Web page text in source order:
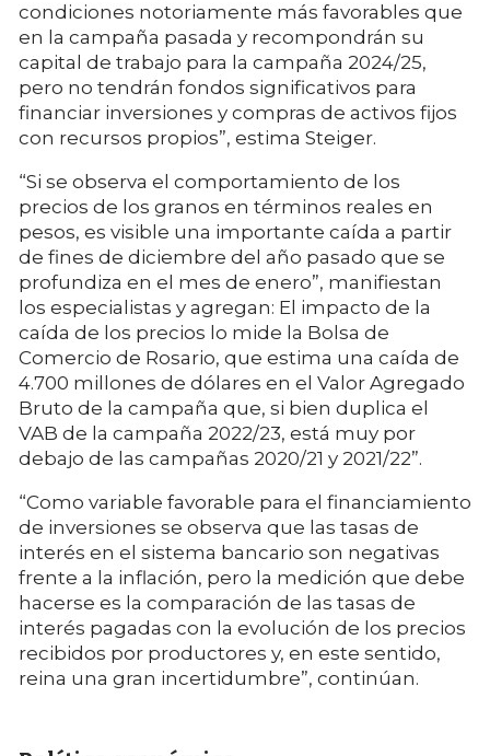
condiciones notoriamente más favorables que
en la campaña pasada y recompondrán su
capital de trabajo para la campaña 2024/25,
pero no tendrán fondos significativos para
financiar inversiones y compras de activos fijos
con recursos propios”, estima Steiger.
“Si se observa el comportamiento de los
precios de los granos en términos reales en
pesos, es visible una importante caída a partir
de fines de diciembre del año pasado que se
profundiza en el mes de enero”, manifiestan
los especialistas y agregan: El impacto de la
caída de los precios lo mide la Bolsa de
Comercio de Rosario, que estima una caída de
4.700 millones de dólares en el Valor Agregado
Bruto de la campaña que, si bien duplica el
VAB de la campaña 2022/23, está muy por
debajo de las campañas 2020/21 y 2021/22”.
“Como variable favorable para el financiamiento
de inversiones se observa que las tasas de
interés en el sistema bancario son negativas
frente a la inflación, pero la medición que debe
hacerse es la comparación de las tasas de
interés pagadas con la evolución de los precios
recibidos por productores y, en este sentido,
reina una gran incertidumbre”, continúan.